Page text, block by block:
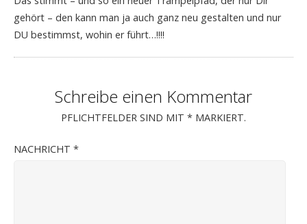
gehört – den kann man ja auch ganz neu gestalten und nur
DU bestimmst, wohin er führt…!!!!
Schreibe einen Kommentar
PFLICHTFELDER SIND MIT * MARKIERT.
NACHRICHT *